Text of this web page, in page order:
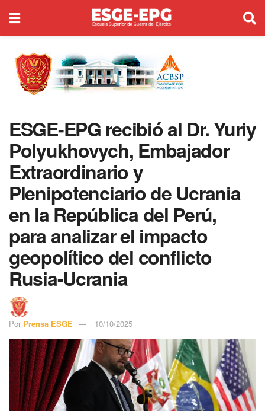
ESGE-EPG recibió al Dr. Yuriy
Polyukhovych, Embajador
Extraordinario y
Plenipotenciario de Ucrania
en la República del Perú,
para analizar el impacto
geopolítico del conflicto
Rusia-Ucrania
Por Prensa ESGE 10/10/2025